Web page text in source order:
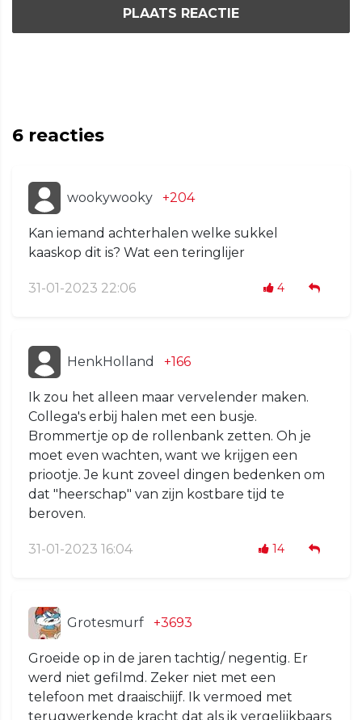
PLAATS REACTIE
6 reacties
wookywooky +204
Kan iemand achterhalen welke sukkel
kaaskop dit is? Wat een teringlijer
31-01-2023 22:06 4
HenkHolland +166
Ik zou het alleen maar vervelender maken.
Collega's erbij halen met een busje.
Brommertje op de rollenbank zetten. Oh je
moet even wachten, want we krijgen een
priootje. Je kunt zoveel dingen bedenken om
dat "heerschap" van zijn kostbare tijd te
beroven.
31-01-2023 16:04 14
Grotesmurf +3693
Groeide op in de jaren tachtig/ negentig. Er
werd niet gefilmd. Zeker niet met een
telefoon met draaischiijf. Ik vermoed met
terugwerkende kracht dat als ik vergelijkbaars